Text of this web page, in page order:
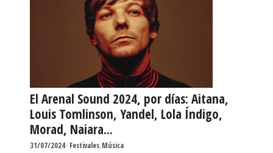
El Arenal Sound 2024, por días: Aitana,
Louis Tomlinson, Yandel, Lola Índigo,
Morad, Naiara...
31/07/2024-Festivales,Música